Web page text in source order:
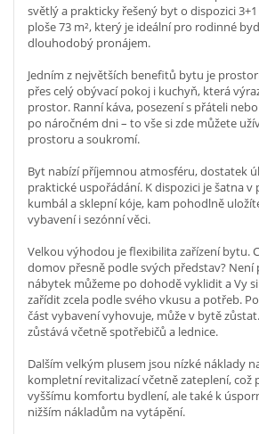
světlý a prakticky řešený byt o dispozici
ploše 73 m², který je ideální pro rodinné
dlouhodobý pronájem.
Jedním z největších benefitů bytu je
přes celý obývací pokoj i kuchyň, která
prostor. Ranní káva, posezení s přáteli
po náročném dni – to vše si zde můžete
prostoru a soukromí.
Byt nabízí příjemnou atmosféru, dostatek
praktické uspořádání. K dispozici je šatna
kumbál a sklepní kóje, kam pohodlně
vybavení i sezónní věci.
Velkou výhodou je flexibilita zařízení bytu.
domov přesně podle svých představ? Není
nábytek můžeme po dohodě vyklidit a Vy
zařídit zcela podle svého vkusu a potřeb.
část vybavení vyhovuje, může v bytě
zůstává včetně spotřebičů a lednice.
Dalším velkým plusem jsou nízké náklady
kompletní revitalizací včetně zateplení, což
vyššímu komfortu bydlení, ale také k
nižším nákladům na vytápění.